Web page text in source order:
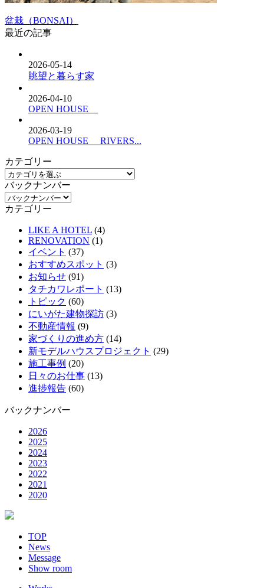
盆栽（BONSAI）
最近の記事
2026-05-14
眺望と暮らす家
2026-04-10
OPEN HOUSE
2026-03-19
OPEN HOUSE RIVERS...
カテゴリー
バックナンバー
カテゴリー
LIKE A HOTEL (4)
RENOVATION (1)
イベント (37)
おすすめスポット (3)
お知らせ (91)
タチカワレポート (13)
トピック (60)
にいがた建物探訪 (3)
不動産情報 (9)
家づくりの進め方 (14)
新モデルハウスプロジェクト (29)
施工事例 (20)
日々のお仕事 (13)
進捗報告 (60)
バックナンバー
2026
2025
2024
2023
2022
2021
2020
TOP
News
Message
Show room